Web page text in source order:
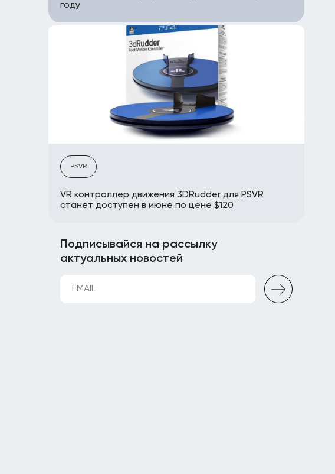
году
PSVR
VR контроллер движения 3DRudder для PSVR
станет доступен в июне по цене $120
Подписывайся на рассылку
актуальных новостей